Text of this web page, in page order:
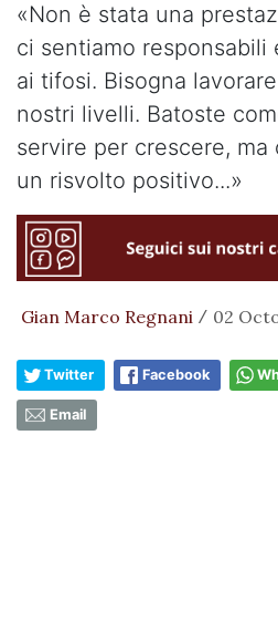
«Non è stata una
ci sentiamo responsabili
ai tifosi. Bisogna
nostri livelli. Batoste
servire per crescere,
un risvolto positivo...»
Gian Marco Regnani / 02
Twitter Facebook
Email